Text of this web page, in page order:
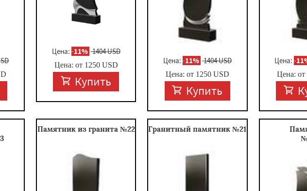
Цена: -11% 1404 USD
Цена: от 1250USD
Купить
Цена: -11% 1404 USD
Цена: от 1250USD
Купить
Цена:-
Цена: от
Памятник из гранита №22 Гранитный памятник №21